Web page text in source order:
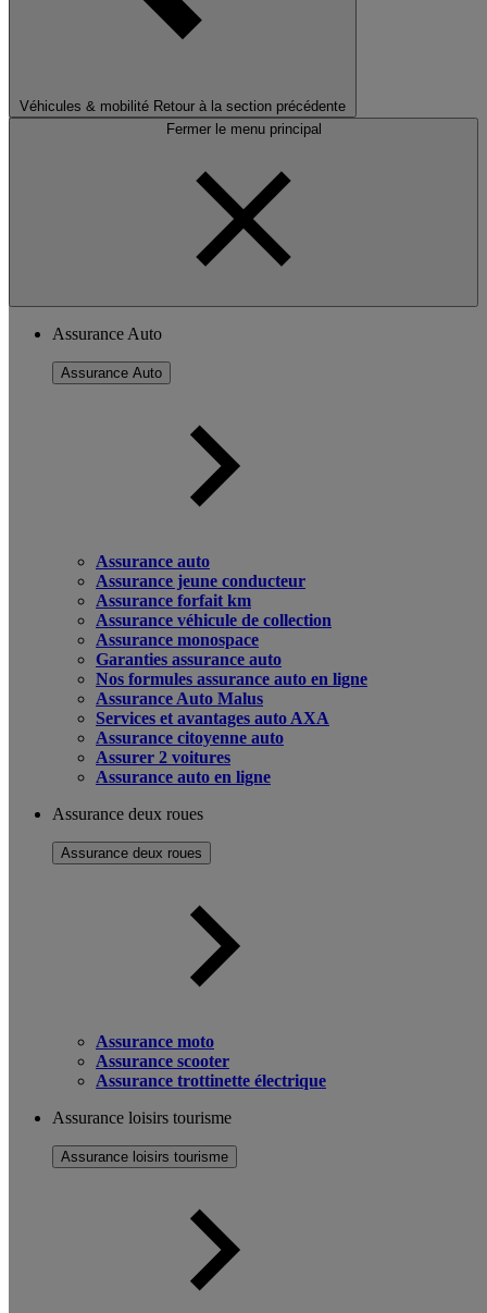
Véhicules & mobilité Retour à la section précédente
Fermer le menu principal
Assurance Auto
Assurance Auto
Assurance auto
Assurance jeune conducteur
Assurance forfait km
Assurance véhicule de collection
Assurance monospace
Garanties assurance auto
Nos formules assurance auto en ligne
Assurance Auto Malus
Services et avantages auto AXA
Assurance citoyenne auto
Assurer 2 voitures
Assurance auto en ligne
Assurance deux roues
Assurance deux roues
Assurance moto
Assurance scooter
Assurance trottinette électrique
Assurance loisirs tourisme
Assurance loisirs tourisme